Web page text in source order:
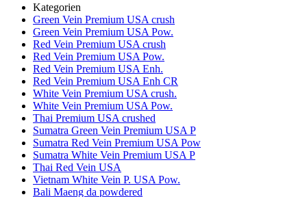
Kategorien
Green Vein Premium USA crush
Green Vein Premium USA Pow.
Red Vein Premium USA crush
Red Vein Premium USA Pow.
Red Vein Premium USA Enh.
Red Vein Premium USA Enh CR
White Vein Premium USA crush.
White Vein Premium USA Pow.
Thai Premium USA crushed
Sumatra Green Vein Premium USA P
Sumatra Red Vein Premium USA Pow
Sumatra White Vein Premium USA P
Thai Red Vein USA
Vietnam White Vein P. USA Pow.
Bali Maeng da powdered